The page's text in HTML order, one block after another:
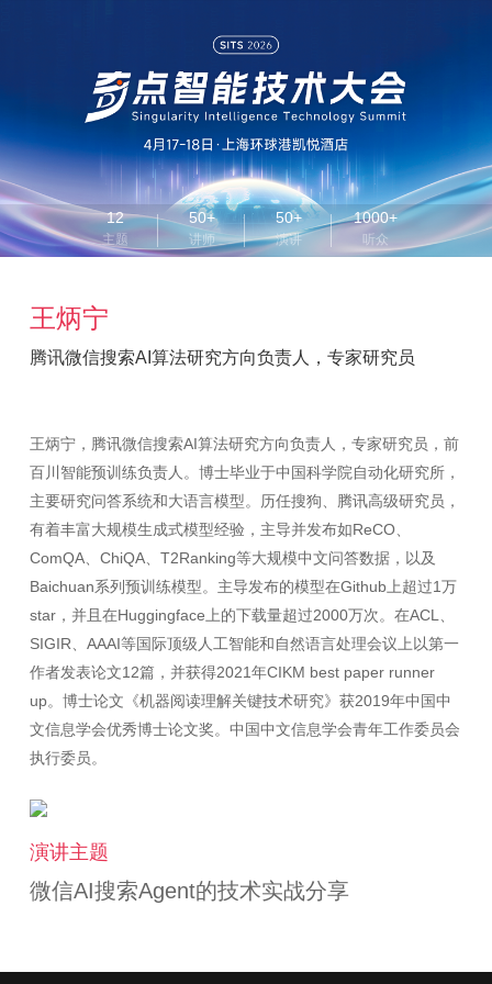
12
主题
50+
讲师
50+
演讲
1000+
听众
王炳宁
腾讯微信搜索AI算法研究方向负责人，专家研究员
王炳宁，腾讯微信搜索AI算法研究方向负责人，专家研究员，前
百川智能预训练负责人。博士毕业于中国科学院自动化研究所，
主要研究问答系统和大语言模型。历任搜狗、腾讯高级研究员，
有着丰富大规模生成式模型经验，主导并发布如ReCO、
ComQA、ChiQA、T2Ranking等大规模中文问答数据，以及
Baichuan系列预训练模型。主导发布的模型在Github上超过1万
star，并且在Huggingface上的下载量超过2000万次。在ACL、
SIGIR、AAAI等国际顶级人工智能和自然语言处理会议上以第一
作者发表论文12篇，并获得2021年CIKM best paper runner
up。博士论文《机器阅读理解关键技术研究》获2019年中国中
文信息学会优秀博士论文奖。中国中文信息学会青年工作委员会
演讲主题
微信AI搜索Agent的技术实战分享